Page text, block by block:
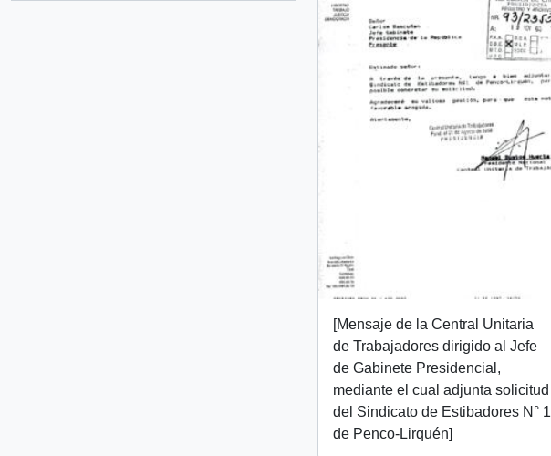
[Mensaje de la Central Unitaria
de Trabajadores dirigido al Jefe
de Gabinete Presidencial,
mediante el cual adjunta solicitud
del Sindicato de Estibadores N° 1
de Penco-Lirquén]